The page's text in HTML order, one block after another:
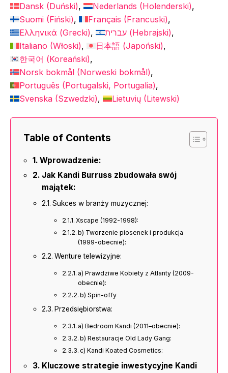
Dansk (Duński) Nederlands (Holenderski)
Suomi (Fiński) Français (Francuski)
Ελληνικά (Grecki) עברית (Hebrajski)
Italiano (Włoski) 日本語 (Japoński)
한국어 (Koreański)
Norsk bokmål (Norweski bokmål)
Português (Portugalski, Portugalia)
Svenska (Szwedzki) Lietuvių (Litewski)
Table of Contents
Wprowadzenie:
Jak Kandi Burruss zbudowała swój
majątek:
Sukces w branży muzycznej:
Xscape (1992-1998):
b) Tworzenie piosenek i produkcja
(1999-obecnie):
Wenture telewizyjne:
a) Prawdziwe Kobiety z Atlanty (2009-
obecnie):
b) Spin-offy
Przedsiębiorstwa:
a) Bedroom Kandi (2011–obecnie):
b) Restauracje Old Lady Gang:
c) Kandi Koated Cosmetics:
Kluczowe strategie inwestycyjne Kandi